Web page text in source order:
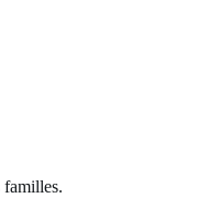
familles.